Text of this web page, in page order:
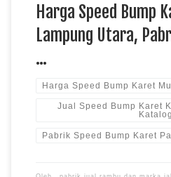
Harga Speed Bump
Lampung Utara,
…
Harga Speed Bump Karet
Jual Speed Bump Karet
Katalog
Pabrik Speed Bump Karet